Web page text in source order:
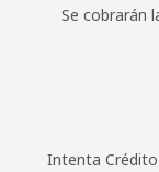
Se cobrarán
Intenta